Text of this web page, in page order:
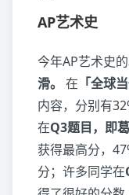
AP艺术史
今年AP艺术史的
滑。 在 「全球
内容，分别有
在Q3题目，即
获得最高分，
分；许多同学在